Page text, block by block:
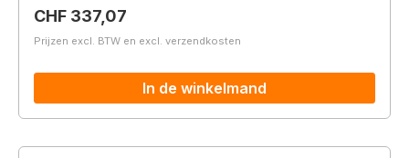
Normale prijs:
CHF 337,07
Prijzen excl. BTW en excl. verzendkosten
In de winkelmand